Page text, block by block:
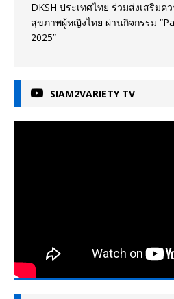
DKSH ประเทศไทย ร่วมส่งเสริมค
สุขภาพผู้หญิงไทย ผ่านกิจกรรม
2025”
SIAM2VARIETY TV